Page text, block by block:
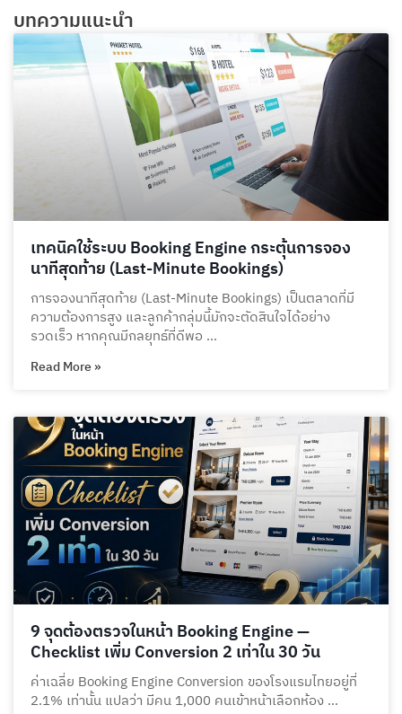
บทความแนะนำ
เทคนิคใช้ระบบ Booking Engine กระตุ้นการจอง
นาทีสุดท้าย (Last-Minute Bookings)
การจองนาทีสุดท้าย (Last-Minute Bookings) เป็นตลาดที่มี
ความต้องการสูง และลูกค้ากลุ่มนี้มักจะตัดสินใจได้อย่าง
รวดเร็ว หากคุณมีกลยุทธ์ที่ดีพอ …
Read More »
9 จุดต้องตรวจในหน้า Booking Engine —
Checklist เพิ่ม Conversion 2 เท่าใน 30 วัน
ค่าเฉลี่ย Booking Engine Conversion ของโรงแรมไทยอยู่ที่
2.1% เท่านั้น แปลว่า มีคน 1,000 คนเข้าหน้าเลือกห้อง …